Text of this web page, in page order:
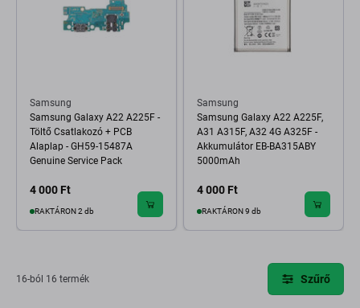
Samsung
Samsung Galaxy A22 A225F -
Töltő Csatlakozó + PCB
Alaplap - GH59-15487A
Genuine Service Pack
4 000 Ft
RAKTÁRON 2 db
Samsung
Samsung Galaxy A22 A225F,
A31 A315F, A32 4G A325F -
Akkumulátor EB-BA315ABY
5000mAh
4 000 Ft
RAKTÁRON 9 db
16-ból 16 termék Szűrő